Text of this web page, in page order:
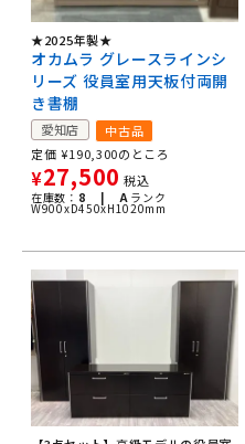
★2025年製★
オカムラ グレースラインシ
リーズ 役員室用天板付両開
き書棚
愛知店
中古品
定価 ¥190,300のところ
¥27,500 税込
在庫数： 8 | Aランク
W900xD450xH1020mm